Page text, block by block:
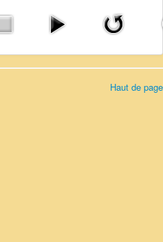
Haut de page